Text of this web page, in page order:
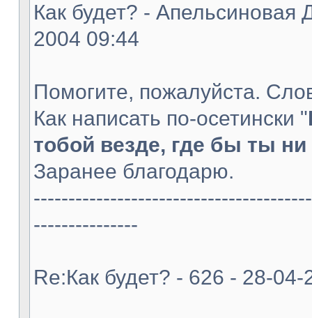
Как будет? - Апельсиновая
2004 09:44
Помогите, пожалуйста.
Как написать по-осетински "
тобой везде, где бы ты
Заранее благодарю.
---------------
Re:Как будет? - 626 - 28-